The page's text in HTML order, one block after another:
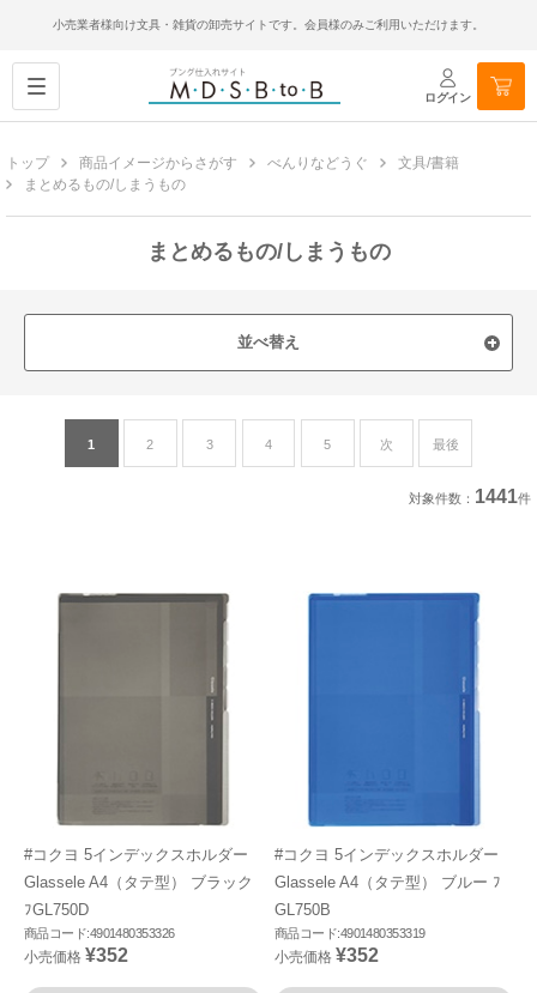
小売業者様向け文具・雑貨の卸売サイトです。会員様のみご利用いただけます。
ログイン
トップ 商品イメージからさがす べんりなどうぐ
文具/書籍
まとめるもの/しまうもの
まとめるもの/しまうもの
並べ替え
1 2 3 4 5 次 最後
対象件数： 1441件
#コクヨ 5インデックスホルダー
Glassele A4（タテ型） ブラック
ﾌGL750D
商品コード:4901480353326
小売価格 ¥352
#コクヨ 5インデックスホルダー
Glassele A4（タテ型） ブルー ﾌ
GL750B
商品コード:4901480353319
小売価格 ¥352